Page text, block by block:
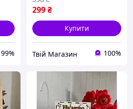
99%
299₴
Купити
Твій Магазин 100%